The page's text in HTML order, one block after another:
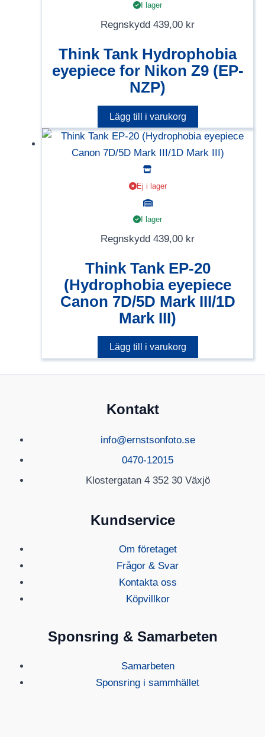
I lager
Regnskydd 439,00 kr
Think Tank Hydrophobia
eyepiece for Nikon Z9 (EP-
NZP)
Lägg till i varukorg
Ej i lager
I lager
Regnskydd 439,00 kr
Think Tank EP-20
(Hydrophobia eyepiece
Canon 7D/5D Mark III/1D
Mark III)
Lägg till i varukorg
Kontakt
info@ernstsonfoto.se
0470-12015
Klostergatan 4 352 30 Växjö
Kundservice
Om företaget
Frågor & Svar
Kontakta oss
Köpvillkor
Sponsring & Samarbeten
Samarbeten
Sponsring i sammhället